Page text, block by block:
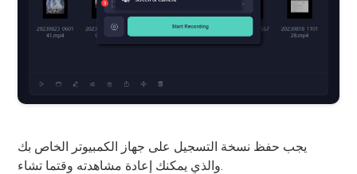
يجب حفظ نسخة التسجيل على جهاز الكمبيوتر الخاص بك
والذي يمكنك إعادة مشاهدته وقتما تشاء.